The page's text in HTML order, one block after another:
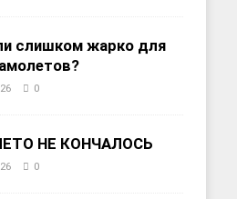
слишком жарко для
0
НЕ КОНЧАЛОСЬ
0